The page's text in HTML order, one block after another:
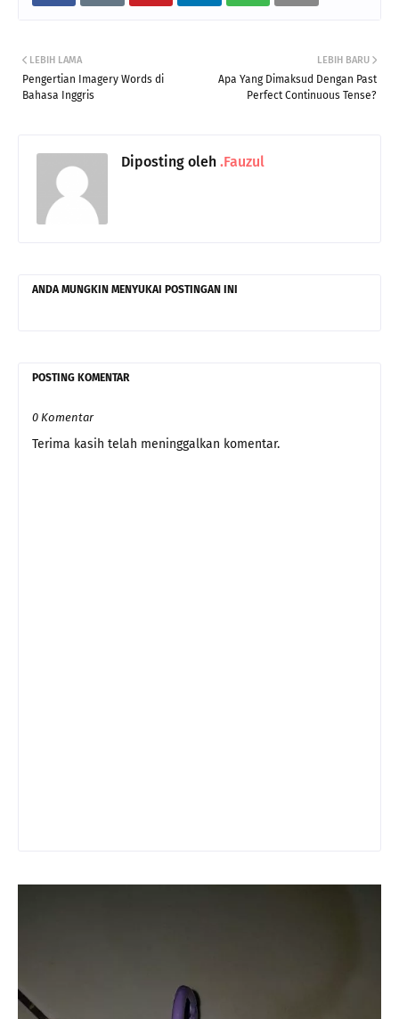
LEBIH BARU
Apa Yang Dimaksud Dengan Past
Perfect Continuous Tense?
LEBIH LAMA
Pengertian Imagery Words di
Bahasa Inggris
Diposting oleh .Fauzul
ANDA MUNGKIN MENYUKAI POSTINGAN INI
POSTING KOMENTAR
0 Komentar
Terima kasih telah meninggalkan komentar.